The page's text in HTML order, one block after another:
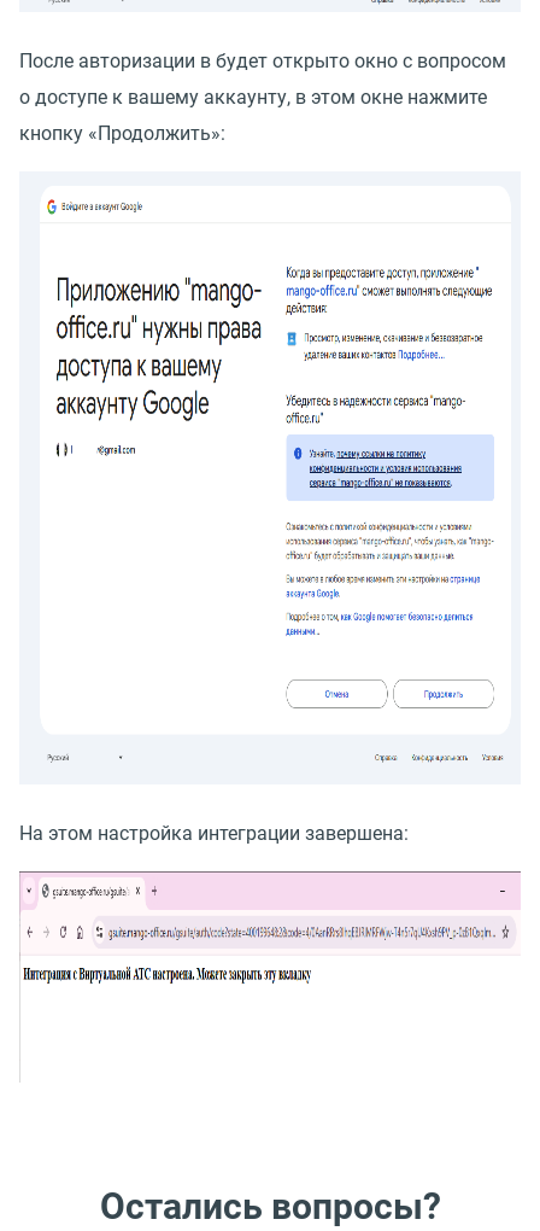
После авторизации в будет открыто окно с вопросом
о доступе к вашему аккаунту, в этом окне нажмите
кнопку « Продолжить»:
На этом настройка интеграции завершена:
Остались вопросы?